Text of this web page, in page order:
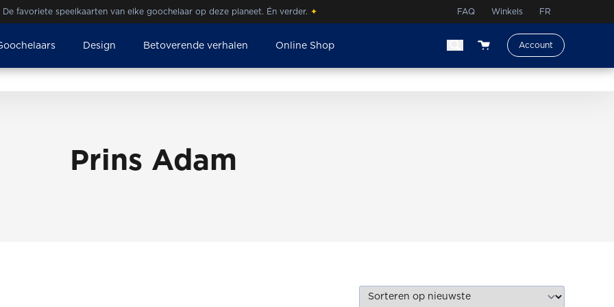
De favoriete speelkaarten van elke goochelaar op deze planeet. Én verder. ✦ FAQ Winkels FR
Design Betoverende verhalen Online Shop
View your shopping cart
Account
Prins Adam